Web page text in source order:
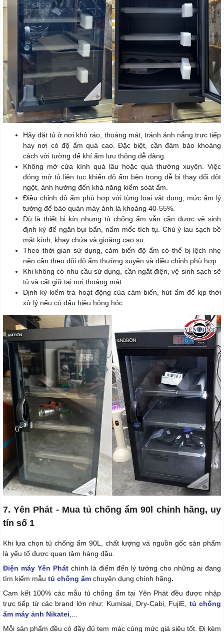
Hãy đặt tủ ở nơi khô ráo, thoáng mát, tránh ánh nắng trực tiếp
hay nơi có độ ẩm quá cao. Đặc biệt, cần đảm bảo khoảng
cách với tường để khí ẩm lưu thông dễ dàng.
Không mở cửa kính quá lâu hoặc quá thường xuyên. Việc
đóng mở tủ liên tục khiến độ ẩm bên trong dễ bị thay đổi đột
ngột, ảnh hưởng đến khả năng kiểm soát ẩm.
Điều chỉnh độ ẩm phù hợp với từng loại vật dụng, mức ẩm lý
tưởng để bảo quản máy ảnh là khoảng 40-55%.
Dù là thiết bị kín nhưng tủ chống ẩm vẫn cần được vệ sinh
định kỳ để ngăn bụi bẩn, nấm mốc tích tụ. Chú ý lau sạch bề
mặt kính, khay chứa và gioăng cao su.
Theo thời gian sử dụng, cảm biến độ ẩm có thể bị lệch nhẹ
nên cần theo dõi độ ẩm thường xuyên và điều chỉnh phù hợp.
Khi không có nhu cầu sử dụng, cần ngắt điện, vệ sinh sạch sẽ
tủ và cất giữ tại nơi thoáng mát.
Định kỳ kiểm tra hoạt động của cảm biến, hút ẩm để kịp thời
xử lý nếu có dấu hiệu hỏng hóc.
7. Yên Phát - Mua tủ chống ẩm 90l chính hãng, uy
tín số 1
Khi lựa chọn tủ chống ẩm 90L, chất lượng và nguồn gốc sản phẩm
là yếu tố được quan tâm hàng đầu.
Điện máy Yên Phátchính là điểm đến lý tưởng cho những ai đang
tìm kiếm mẫu tủ chống ẩm chuyên dụng chính hãng.
Cam kết 100% các mẫu tủ chống ẩm tại Yên Phát đều được nhập
trực tiếp từ các brand lớn như: Kumisai, Dry-Cabi, FujiE, tủ chống
ẩm máy ảnh Nikatei
Mỗi sản phẩm đều có đầy đủ tem mác cùng mức giá siêu tốt. Đi kèm